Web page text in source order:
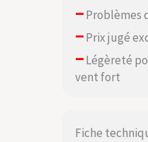
–Problèmes
–Prix jugé
–Légèreté
vent fort
Fiche